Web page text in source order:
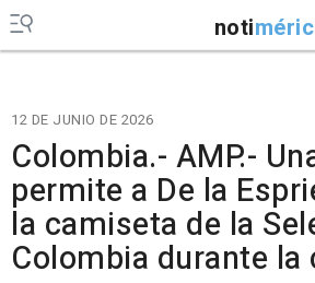
noti
12 DE JUNIO DE 2026
Colombia.- AMP.-
permite a De la
la camiseta de la
Colombia durante la